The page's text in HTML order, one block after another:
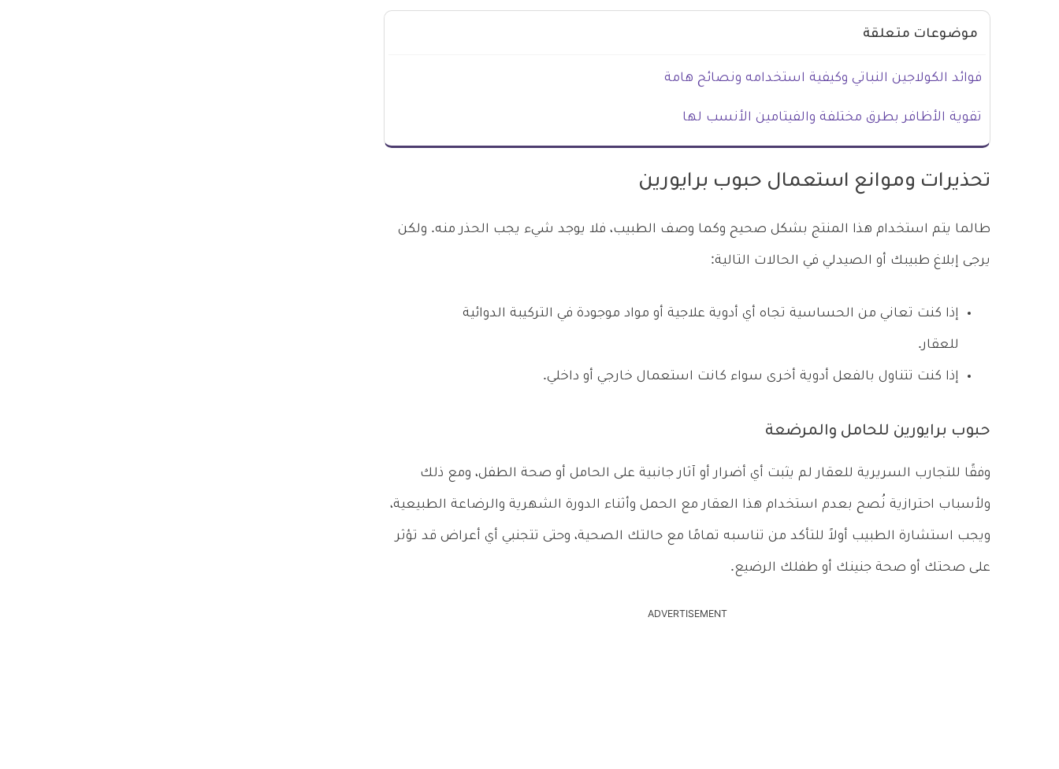
موضوعات متعلقة
فوائد الكولاجين النباتي وكيفية استخدامه ونصائح هامة
تقوية الأظافر بطرق مختلفة والفيتامين الأنسب لها
تحذيرات وموانع استعمال حبوب برايورين
طالما يتم استخدام هذا المنتج بشكل صحيح وكما وصف الطبيب، فلا يوجد شيء يجب الحذر منه. ولكن
يرجى إبلاغ طبيبك أو الصيدلي في الحالات التالية:
إذا كنت تعاني من الحساسية تجاه أي أدوية علاجية أو مواد موجودة في التركيبة الدوائية
للعقار.
إذا كنت تتناول بالفعل أدوية أخرى سواء كانت استعمال خارجي أو داخلي.
حبوب برايورين للحامل والمرضعة
وفقًا للتجارب السريرية للعقار لم يثبت أي أضرار أو آثار جانبية على الحامل أو صحة الطفل، ومع ذلك
ولأسباب احترازية نُصح بعدم استخدام هذا العقار مع الحمل وأثناء الدورة الشهرية والرضاعة الطبيعية،
ويجب استشارة الطبيب أولاً للتأكد من تناسبه تمامًا مع حالتك الصحية، وحتى تتجنبي أي أعراض قد تؤثر
على صحتك أو صحة جنينك أو طفلك الرضيع.
ADVERTISEMENT